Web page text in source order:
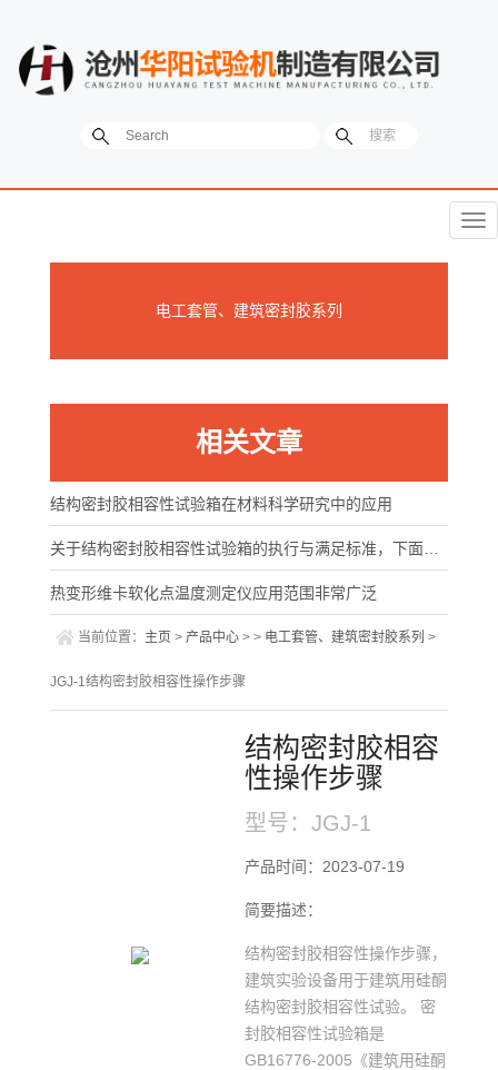
菜
电工套管、建筑密封胶系列
相关文章
结构密封胶相容性试验箱在材料科学研究中的应用
热变形维卡软化点温度测定仪应用范围非常广泛
当前位置： 主页 > 产品中心 > > 电工套管、建筑密封胶系列 >
JGJ-1结构密封胶相容性操作步骤
结构密封胶相容
性操作步骤
型号：JGJ-1
产品时间：2023-07-19
简要描述：
结构密封胶相容性操作步骤，
建筑实验设备用于建筑用硅酮
结构密封胶相容性试验。 密
封胶相容性试验箱是
GB16776-2005《建筑用硅酮